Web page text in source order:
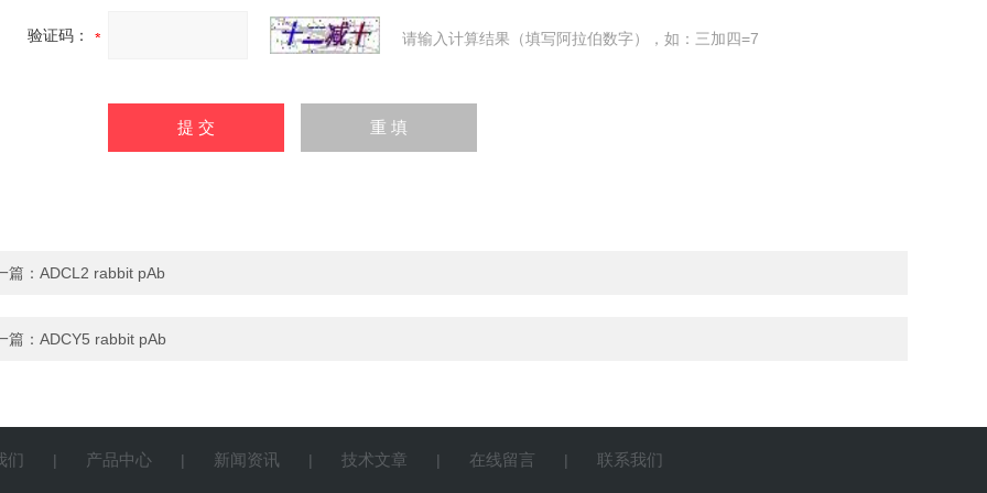
验证码： 请输入计算结果（填写阿拉伯数字），如：三加四=7
篇： ADCL2 rabbit pAb
篇： ADCY5 rabbit pAb
们 | 产品中心 | 新闻资讯 | 技术文章 | 在线留言 | 联系我们